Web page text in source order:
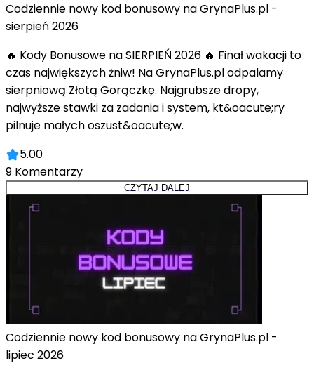
Codziennie nowy kod bonusowy na GrynaPlus.pl -
sierpień 2026
🔥 Kody Bonusowe na SIERPIEŃ 2026 🔥 Finał wakacji to
czas największych żniw! Na GrynaPlus.pl odpalamy
sierpniową Złotą Gorączkę. Najgrubsze dropy,
najwyższe stawki za zadania i system, kt&oacute;ry
pilnuje małych oszust&oacute;w.
5.00
9 Komentarzy
CZYTAJ DALEJ
Codziennie nowy kod bonusowy na GrynaPlus.pl -
lipiec 2026